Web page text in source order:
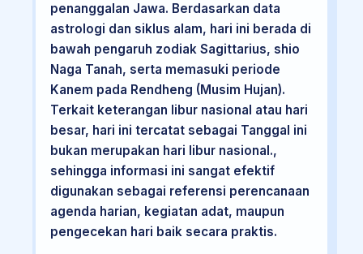
penanggalan Jawa. Berdasarkan data
astrologi dan siklus alam, hari ini berada di
bawah pengaruh zodiak Sagittarius, shio
Naga Tanah, serta memasuki periode
Kanem pada Rendheng (Musim Hujan).
Terkait keterangan libur nasional atau hari
besar, hari ini tercatat sebagai Tanggal ini
bukan merupakan hari libur nasional.,
sehingga informasi ini sangat efektif
digunakan sebagai referensi perencanaan
agenda harian, kegiatan adat, maupun
pengecekan hari baik secara praktis.